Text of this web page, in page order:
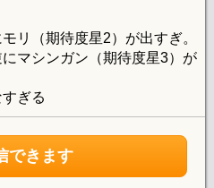
リ（期待度星2）が出すぎ。
マシンガン（期待度星3）が
ぎる
できます